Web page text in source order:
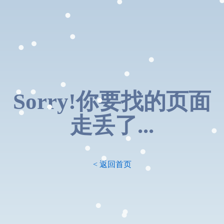
Sorry!你要找的页面
走丢了...
< 返回首页